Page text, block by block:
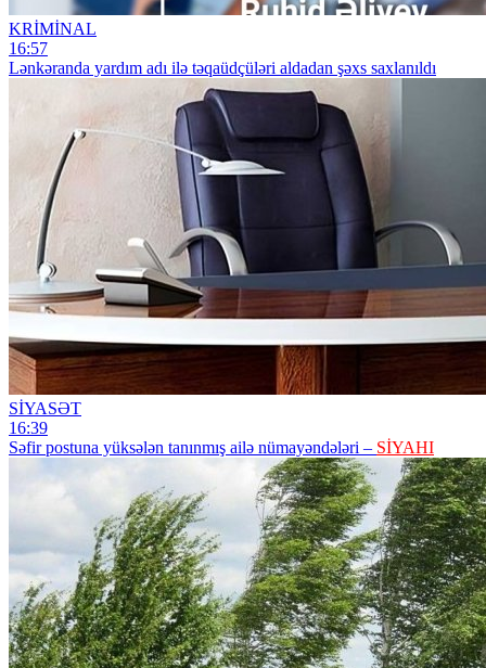
KRİMİNAL
16:57
Lənkəranda yardım adı ilə təqaüdçüləri aldadan şəxs saxlanıldı
SİYASƏT
16:39
Səfir postuna yüksələn tanınmış ailə nümayəndələri – SİYAHI